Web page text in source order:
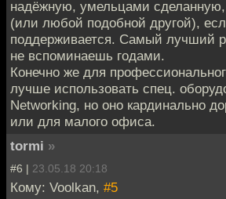
надёжную, умельцами сделанную,
(или любой подобной другой),
поддерживается. Самый лучший
не вспоминаешь годами.
Конечно же для
лучше использовать спец.
Networking, но оно кардинально
или для малого офиса.
tormi »
#6 | 23.05.18 20:18
Кому: Voolkan, #5